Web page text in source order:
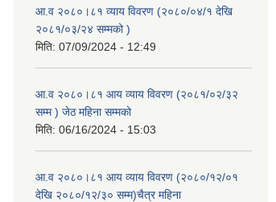
आ.व २०८०।८१ व्याय विवरण (२०८०/०४/१ देखि
२०८१/०३/२४ सम्मको )
मिति: 07/09/2024 - 12:49
आ.व २०८०।८१ आय व्याय विवरण (२०८१/०२/३२
सम्म ) जेठ महिना सम्मको
मिति: 06/16/2024 - 15:03
आ.व २०८०।८१ आय व्याय विवरण (२०८०/१२/०१
देखि २०८०/१२/३० सम्म)चैत्र महिना